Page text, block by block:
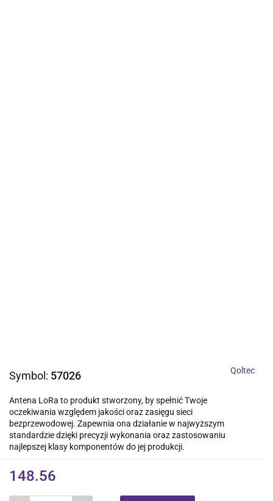
Symbol: 57026 Qoltec
Antena LoRa to produkt stworzony, by spełnić Twoje
oczekiwania względem jakości oraz zasięgu sieci
bezprzewodowej. Zapewnia ona działanie w najwyższym
standardzie dzięki precyzji wykonania oraz zastosowaniu
najlepszej klasy komponentów do jej produkcji.
148.56